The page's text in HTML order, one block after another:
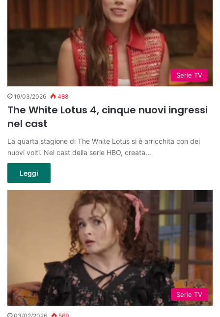
Serie TV
19/03/2026 488
The White Lotus 4, cinque nuovi ingressi
nel cast
La quarta stagione di The White Lotus si è arricchita con dei
nuovi volti. Nel cast della serie HBO, creata…
Leggi
Serie TV